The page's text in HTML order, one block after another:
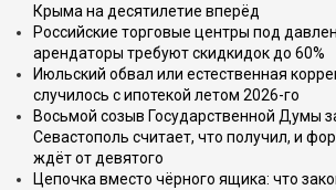
Крыма на десятилетие вперёд
Российские торговые центры под
арендаторы требуют скидкидок до 60%
Июльский обвал или естественная
случилось с ипотекой летом 2026-го
Восьмой созыв Государственной Думы
Севастополь считает, что получил, и
ждёт от девятого
Цепочка вместо чёрного ящика: что